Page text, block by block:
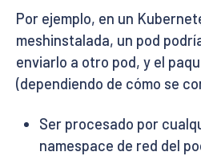
Por ejemplo, en un
meshinstalada, un pod
enviarlo a otro pod, y el
(dependiendo de cómo se
Ser procesado por
namespace de red del